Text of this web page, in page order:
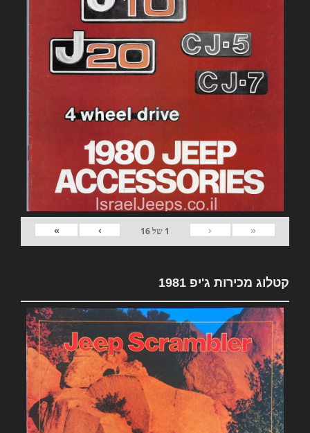
«
‹
1 של16
›
»
קטלוג מכירות ג'יפ 1981